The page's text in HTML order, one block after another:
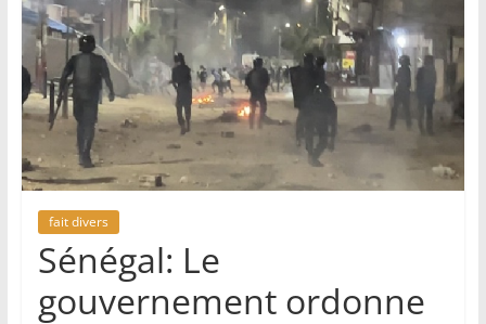
fait divers
Sénégal: Le
gouvernement ordonne